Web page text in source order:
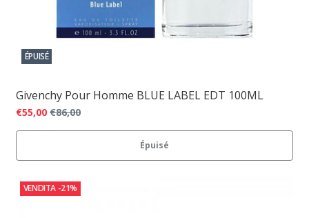
ÉPUISÉ
Givenchy Pour Homme BLUE LABEL EDT 100ML
€55,00 €86,00
Épuisé
VENDITA -21%